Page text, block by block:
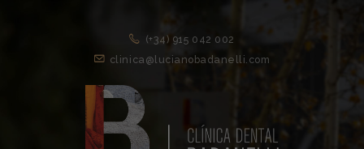
(+34) 915 042 002
clinica@lucianobadanelli.com